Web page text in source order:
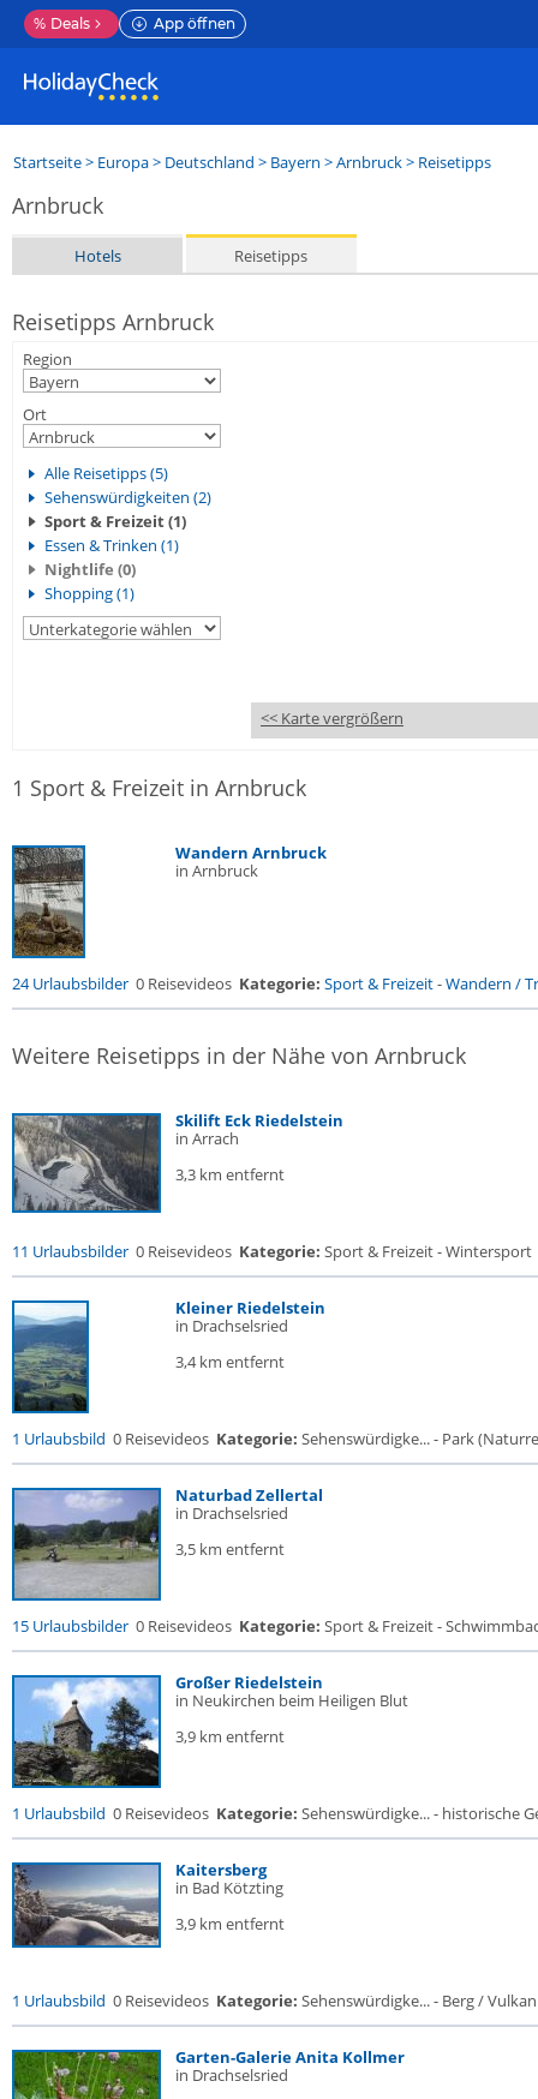
% Deals App öffnen
Startseite> Europa> Deutschland > Bayern >Arnbruck> Reisetipps
Arnbruck
Hotels Reisetipps
Reisetipps Arnbruck
Region
Ort
Alle Reisetipps (5)
Sehenswürdigkeiten (2)
Sport & Freizeit (1)
Essen & Trinken (1)
Nightlife (0)
Shopping (1)
<< Karte vergrößern
1 Sport & Freizeit in Arnbruck
Wandern Arnbruck
in Arnbruck
24 Urlaubsbilder 0 Reisevideos Kategorie: Sport & Freizeit-Wandern /
Weitere Reisetipps in der Nähe von Arnbruck
Skilift Eck Riedelstein
in Arrach
3,3 km entfernt
11 Urlaubsbilder 0 Reisevideos Kategorie: Sport & Freizeit - Wintersport
Kleiner Riedelstein
in Drachselsried
3,4 km entfernt
1 Urlaubsbild 0 Reisevideos Kategorie: Sehenswürdigke... - Park
Naturbad Zellertal
in Drachselsried
3,5 km entfernt
15 Urlaubsbilder 0 Reisevideos Kategorie: Sport & Freizeit -
Großer Riedelstein
in Neukirchen beim Heiligen Blut
3,9 km entfernt
1 Urlaubsbild 0 Reisevideos Kategorie: Sehenswürdigke... - historische
Kaitersberg
in Bad Kötzting
3,9 km entfernt
1 Urlaubsbild 0 Reisevideos Kategorie: Sehenswürdigke... - Berg / Vulkan
Garten-Galerie Anita Kollmer
in Drachselsried